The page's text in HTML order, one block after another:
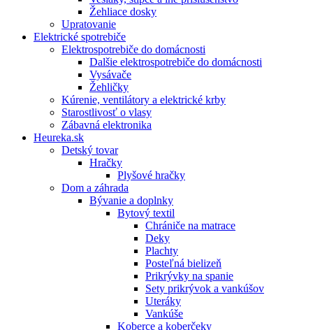
Žehliace dosky
Upratovanie
Elektrické spotrebiče
Elektrospotrebiče do domácnosti
Dalšie elektrospotrebiče do domácnosti
Vysávače
Žehličky
Kúrenie, ventilátory a elektrické krby
Starostlivosť o vlasy
Zábavná elektronika
Heureka.sk
Detský tovar
Hračky
Plyšové hračky
Dom a záhrada
Bývanie a doplnky
Bytový textil
Chrániče na matrace
Deky
Plachty
Posteľná bielizeň
Prikrývky na spanie
Sety prikrývok a vankúšov
Uteráky
Vankúše
Koberce a koberčeky